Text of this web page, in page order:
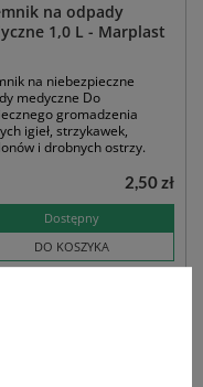
na odpady
1,0 L - Marplast
na niebezpieczne
medyczne Do
gromadzenia
igieł, strzykawek,
i drobnych ostrzy.
Dostępny
DO KOSZYKA
2,50 zł